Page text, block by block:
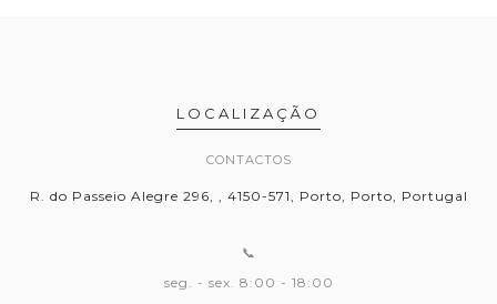
LOCALIZAÇÃO
CONTACTOS
R. do Passeio Alegre 296, , 4150-571, Porto, Porto, Portugal
📞
seg. - sex. 8:00 - 18:00